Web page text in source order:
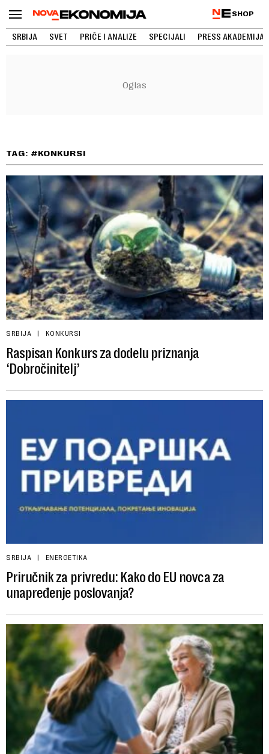
SHOP
SRBIJA SVET PRIČE I ANALIZE SPECIJALI PRESS AKADEMIJA
TAG: #KONKURSI
SRBIJA KONKURSI
Raspisan Konkurs za dodelu priznanja
‘Dobročinitelj’
SRBIJA ENERGETIKA
Priručnik za privredu: Kako do EU novca za
unapređenje poslovanja?